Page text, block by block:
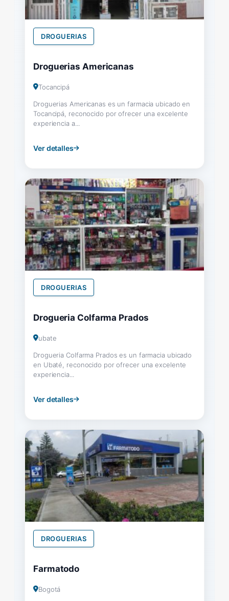
DROGUERIAS
Droguerias Americanas
Tocancipá
Droguerias Americanas es un farmacia ubicado en
Tocancipá, reconocido por ofrecer una excelente
experiencia a...
Ver detalles
DROGUERIAS
Drogueria Colfarma Prados
ubate
Drogueria Colfarma Prados es un farmacia ubicado
en Ubaté, reconocido por ofrecer una excelente
experiencia...
Ver detalles
DROGUERIAS
Farmatodo
Bogotá